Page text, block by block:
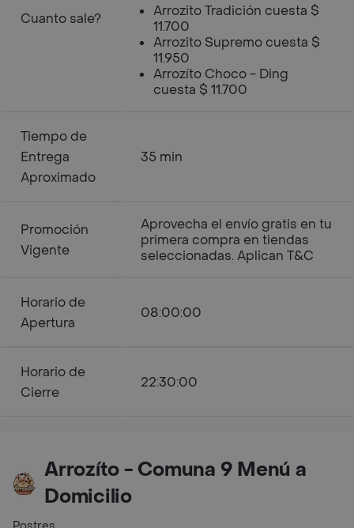
Cuanto sale?
Arrozito Tradición cuesta $
11.700
Arrozito Supremo cuesta $
11.950
Arrozíto Choco - Ding
cuesta $ 11.700
Tiempo de
Entrega
Aproximado
35 min
Promoción
Vigente
Aprovecha el envío gratis en tu
primera compra en tiendas
seleccionadas. Aplican T&C
Horario de
Apertura
08:00:00
Horario de
Cierre
22:30:00
Arrozíto - Comuna 9 Menú a
Domicilio